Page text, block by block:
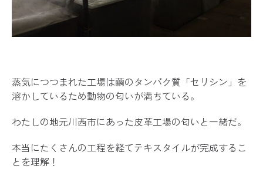
蒸気につつまれた工場は繭のタンパク質「セリシン」を
溶かしているため動物の匂いが満ちている。
わたしの地元川西市にあった皮革工場の匂いと一緒だ。
本当にたくさんの工程を経てテキスタイルが完成するこ
とを理解！